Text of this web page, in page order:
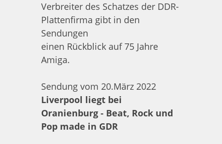
Verbreiter des Schatzes der DDR-
Plattenfirma gibt in den
Sendungen
einen Rückblick auf 75 Jahre
Amiga.
Sendung vom 20.März 2022
Liverpool liegt bei
Oranienburg - Beat, Rock und
Pop made in GDR